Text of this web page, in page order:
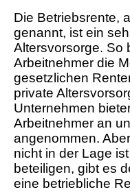
Die Betriebsrente,
genannt, ist ein
Altersvorsorge. So
Arbeitnehmer die
gesetzlichen
private
Unternehmen
Arbeitnehmer an
angenommen.
nicht in der Lage
beteiligen, gibt es
eine betriebliche